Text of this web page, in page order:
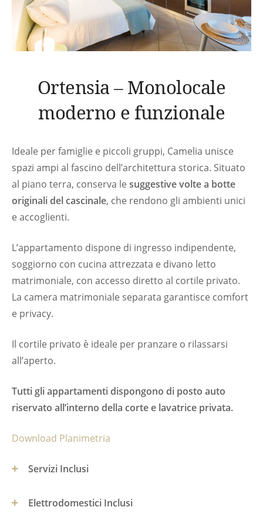
Detersivi
Accessori Per Pulizia
(Olio/Sale/Zucchero)
Kit Di Pronto Soccorso
Ortensia – Monolocale
moderno e funzionale
Ideale per famiglie e piccoli gruppi, Camelia unisce
spazi ampi al fascino dell’architettura storica. Situato
al piano terra, conserva le suggestive volte a botte
originali del cascinale, che rendono gli ambienti unici
e accoglienti.
L’appartamento dispone di ingresso indipendente,
soggiorno con cucina attrezzata e divano letto
matrimoniale, con accesso diretto al cortile privato.
La camera matrimoniale separata garantisce comfort
e privacy.
Il cortile privato è ideale per pranzare o rilassarsi
all’aperto.
Tutti gli appartamenti dispongono di posto auto
riservato all’interno della corte e lavatrice privata.
Download Planimetria
Servizi Inclusi
Elettrodomestici Inclusi